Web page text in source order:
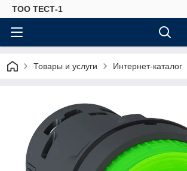
ТОО ТЕСТ-1
Товары и услуги Интернет-каталог